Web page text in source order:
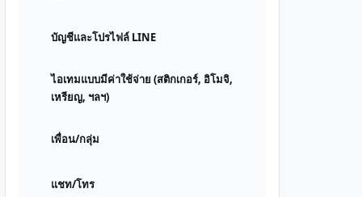
บัญชีและโปรไฟล์ LINE
ไอเทมแบบมีค่าใช้จ่าย (สติกเกอร์, อิโมจิ,
เหรียญ, ฯลฯ)
เพื่อน/กลุ่ม
แชท/โทร